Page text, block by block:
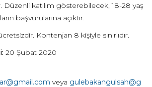
katılım gösterebilecek, 18-28 yaş
başvurularına açıktır.
Kontenjan 8 kişiyle sınırlıdır.
20 Şubat 2020
veya gulebakangulsah@g